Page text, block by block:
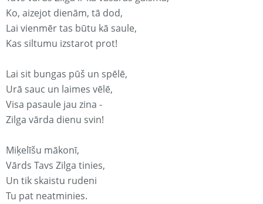
Ko, aizejot dienām, tā dod,
Lai vienmēr tas būtu kā saule,
Kas siltumu izstarot prot!
Lai sit bungas pūš un spēlē,
Urā sauc un laimes vēlē,
Visa pasaule jau zina -
Zilga vārda dienu svin!
Miķelīšu mākonī,
Vārds Tavs Zilga tinies,
Un tik skaistu rudeni
Tu pat neatminies.